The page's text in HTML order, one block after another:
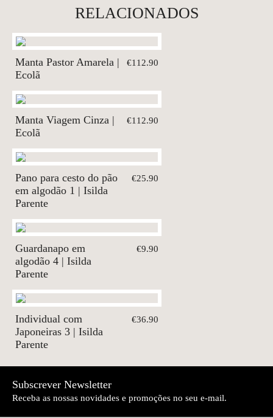
RELACIONADOS
Manta Pastor Amarela |
Ecolã
€112.90
Manta Viagem Cinza |
Ecolã
€112.90
Pano para cesto do pão
em algodão 1 | Isilda
Parente
€25.90
Guardanapo em
algodão 4 | Isilda
Parente
€9.90
Individual com
Japoneiras 3 | Isilda
Parente
€36.90
Subscrever Newsletter
Receba as nossas novidades e promoções no seu e-mail.